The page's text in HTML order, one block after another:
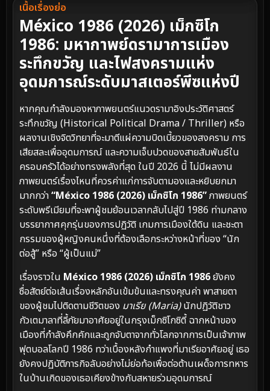
เนื้อเรื่องย่อ
México 1986 (2026) เม็กซิโก
1986: มหากาพย์ดรามาการเมือง
ระทึกขวัญ และไฟสงครามแห่ง
อุดมการณ์ระดับมาสเตอร์พีซแห่งปี
หากคุณกำลังมองหาภาพยนตร์แนวดรามาอิงประวัติศาสตร์
ระทึกขวัญ (Historical Political Drama / Thriller) หรือ
ผลงานเชิงจิตวิทยาที่จะมาตีแผ่ความบิดเบี้ยวของสงคราม การ
เสียสละเพื่ออุดมการณ์ และความเจ็บปวดของสายสัมพันธ์ใน
ครอบครัวได้อย่างทรงพลังที่สุด ในปี 2026 นี้ ไม่มีผลงาน
ภาพยนตร์เรื่องไหนที่ควรค่าแก่การจับตามองและหยิบยกมา
มากกว่า“México 1986 (2026) เม็กซิโก 1986”ภาพยนตร์
ระดับพรีเมียมที่จะพาผู้ชมย้อนเวลากลับไปสู่ปี 1986 ท่ามกลาง
บรรยากาศคุกรุ่นของการปฏิวัติ เกมการเมืองใต้ดิน และชะตา
กรรมของผู้หญิงคนหนึ่งที่ต้องเลือกระหว่างหน้าที่ของ “นัก
ต่อสู้” หรือ “ผู้เป็นแม่”
เรื่องราวใน México 1986 (2026) เม็กซิโก 1986ยังคง
ซื่อสัตย์ต่อเส้นเรื่องหลักอันเข้มข้นและทรงคุณค่า พาสายตา
ของผู้ชมไปติดตามชีวิตของ มาเรีย (Maria)นักปฏิวัติชาว
กัวเตมาลาที่ลี้ภัยมาอาศัยอยู่ในกรุงเม็กซิโกซิตี้ ฉากหน้าของ
เมืองที่กำลังคึกคักและถูกจับตาจากทั่วโลกจากการเป็นเจ้าภาพ
ฟุตบอลโลกปี 1986 ทว่าเบื้องหลังกำแพงที่มาเรียอาศัยอยู่ เธอ
ยังคงปฏิบัติภารกิจลับอย่างไม่ย่อท้อเพื่อต่อต้านเผด็จการทหาร
ในบ้านเกิดของเธอเคียงข้างกับสหายร่วมอุดมการณ์